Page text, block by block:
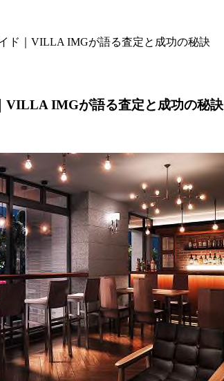
ド｜VILLA IMGが語る査定と成功の秘訣
VILLA IMGが語る査定と成功の秘訣